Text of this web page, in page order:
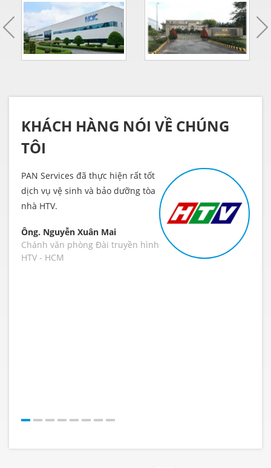
KHÁCH HÀNG NÓI VỀ CHÚNG
TÔI
PAN Services đã thực hiện rất tốt
dịch vụ vệ sinh và bảo dưỡng tòa
nhà HTV.
Ông. Nguyễn Xuân Mai
Chánh văn phòng Đài truyền hình
HTV - HCM